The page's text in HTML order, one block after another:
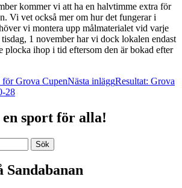
kommer vi att ha en halvtimme extra för
Vi vet också mer om hur det fungerar i
vi montera upp målmaterialet vid varje
1 november har vi dock lokalen endast
plocka ihop i tid eftersom den är bokad efter
för Grova CupenNästa inläggResultat: Grova
28
sport för alla!